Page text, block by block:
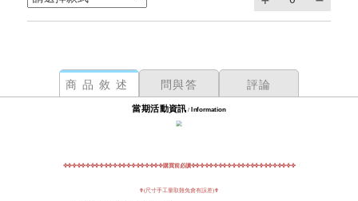
商品敘述 問與答 評論